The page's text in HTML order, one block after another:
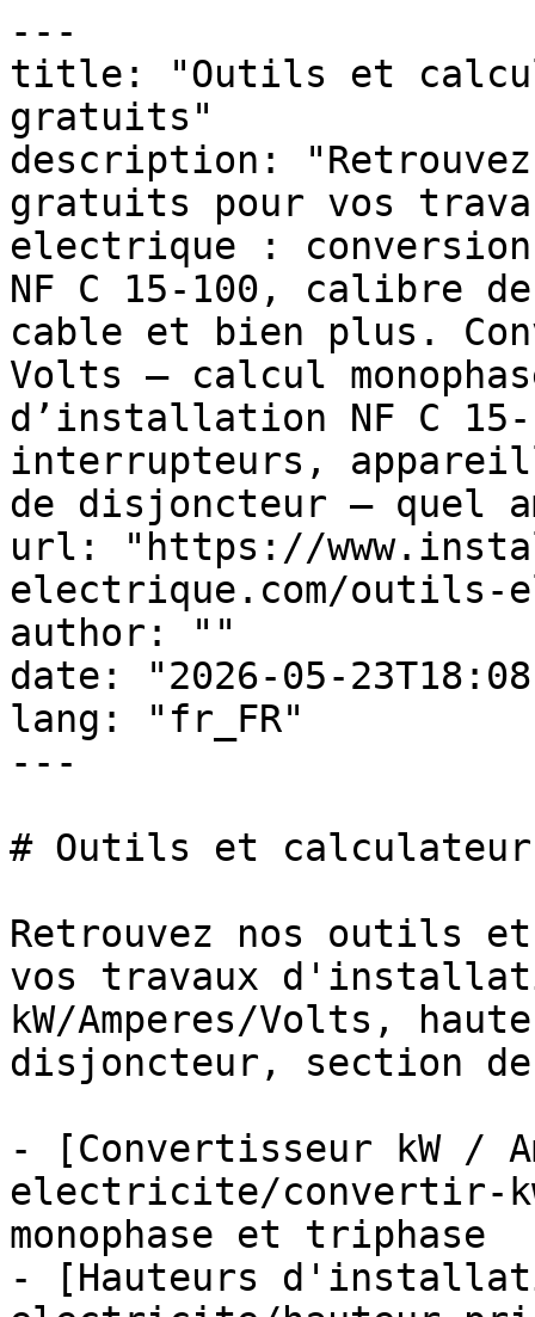
---
title: "Outils et
gratuits"
description:
gratuits pour vos
electrique : conversion
NF C 15-100, calibre
cable et bien plus.
Volts — calcul
d’installation NF C
interrupteurs,
de disjoncteur — quel
url: "https://
electrique.com/
author: ""
date: "2026-05-
lang: "fr_FR"
---
# Outils et
Retrouvez nos outils
vos travaux
kW/Amperes/Volts,
disjoncteur, section
- [Convertisseur kW /
electricite/convertir-
monophase et triphase
- [Hauteurs